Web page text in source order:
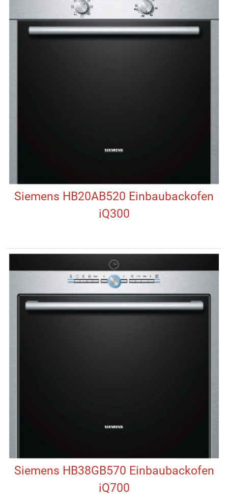
Siemens HB20AB520 Einbaubackofen
iQ300
Siemens HB38GB570 Einbaubackofen
iQ700